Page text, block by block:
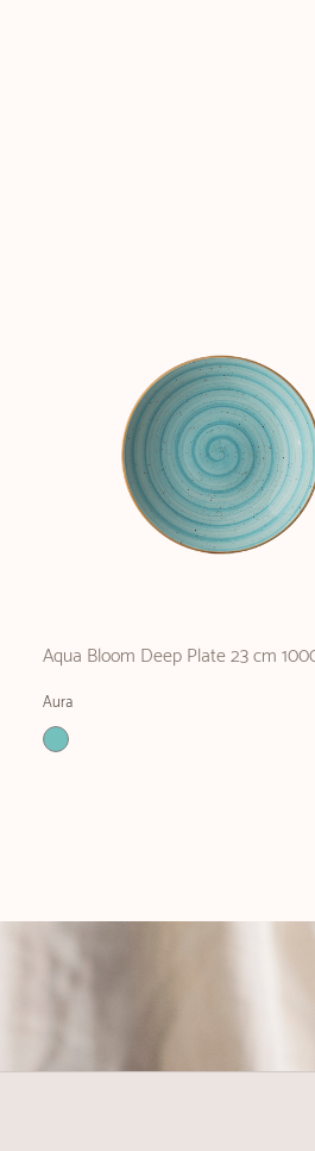
Aqua Bloom Deep Plate 23 cm
Aura